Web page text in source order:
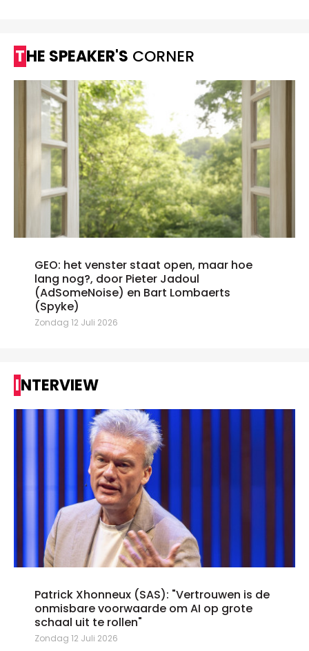
THE SPEAKER'S CORNER
GEO: het venster staat open, maar hoe
lang nog?, door Pieter Jadoul
(AdSomeNoise) en Bart Lombaerts
(Spyke)
Zondag 12 Juli 2026
INTERVIEW
Patrick Xhonneux (SAS): "Vertrouwen is de
onmisbare voorwaarde om AI op grote
schaal uit te rollen"
Zondag 12 Juli 2026